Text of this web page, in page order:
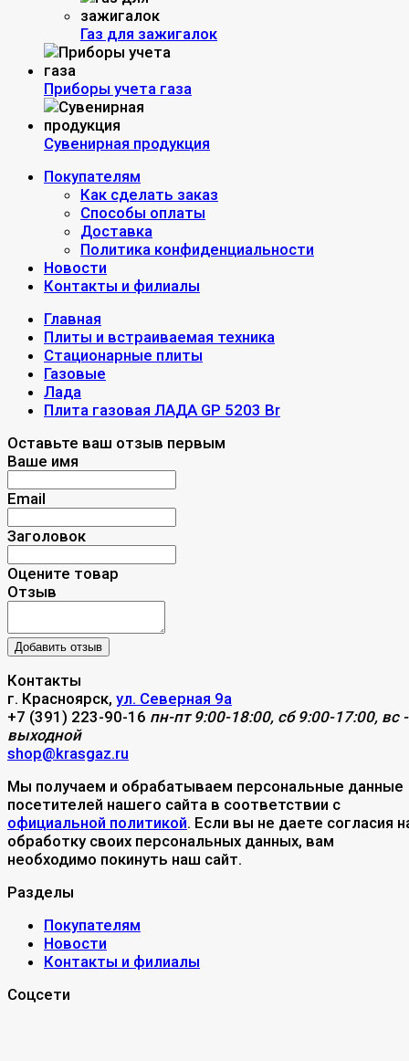
Газ для зажигалок
Приборы учета газа
Сувенирная продукция
Покупателям
Как сделать заказ
Способы оплаты
Доставка
Политика конфиденциальности
Новости
Контакты и филиалы
Главная
Плиты и встраиваемая техника
Стационарные плиты
Газовые
Лада
Плита газовая ЛАДА GP 5203 Вr
Оставьте ваш отзыв первым
Ваше имя
Email
Заголовок
Оцените товар
Отзыв
Контакты
г. Красноярск, ул. Северная 9а
+7 (391) 223-90-16 пн-пт 9:00-18:00, сб 9:00-17:00, вс -
выходной
shop@krasgaz.ru
Мы получаем и обрабатываем персональные данные
посетителей нашего сайта в соответствии с
официальной политикой. Если вы не даете согласия
обработку своих персональных данных, вам
необходимо покинуть наш сайт.
Разделы
Покупателям
Новости
Контакты и филиалы
Соцсети